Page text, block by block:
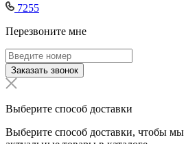
7255
Перезвоните мне
Заказать звонок
Выберите способ доставки
Выберите способ доставки, чтобы мы